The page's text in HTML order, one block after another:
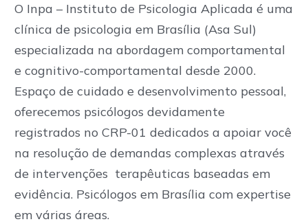
O Inpa – Instituto de Psicologia Aplicada é uma
clínica de psicologia em Brasília (Asa Sul)
especializada na abordagem comportamental
e cognitivo-comportamental desde 2000.
Espaço de cuidado e desenvolvimento pessoal,
oferecemos psicólogos devidamente
registrados no CRP-01 dedicados a apoiar você
na resolução de demandas complexas através
de intervenções terapêuticas baseadas em
evidência. Psicólogos em Brasília com expertise
em várias áreas.